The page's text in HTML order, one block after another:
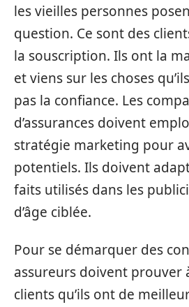
les vieilles personnes
question. Ce sont des
la souscription. Ils ont la
et viens sur les choses
pas la confiance. Les
d’assurances doivent
stratégie marketing pour
potentiels. Ils doivent
faits utilisés dans les
d’âge ciblée.
Pour se démarquer des
assureurs doivent prouver
clients qu’ils ont de